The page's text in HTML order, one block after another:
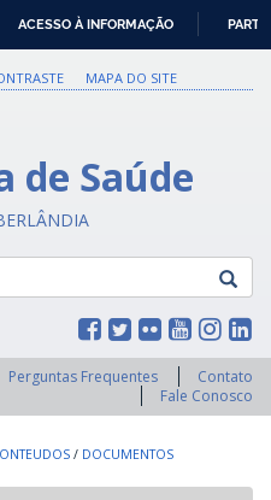
PARA
O
ACESSO À INFORMAÇÃO
MAPA DO SITE
de Saúde
Perguntas Frequentes
Contato
Fale Conosco
/ DOCUMENTOS